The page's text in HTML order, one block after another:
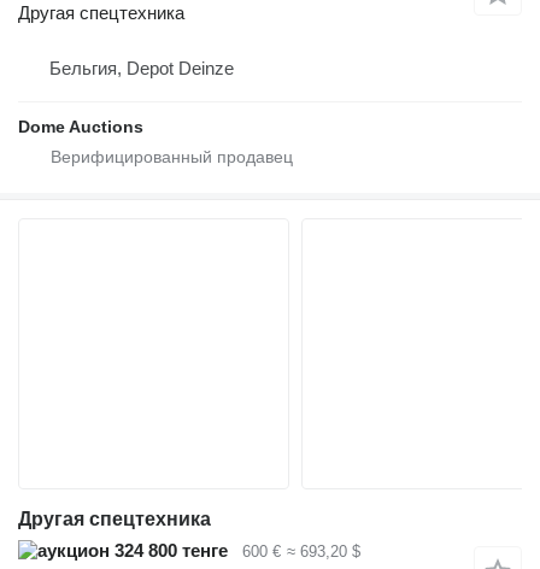
Другая спецтехника
Бельгия, Depot Deinze
Dome Auctions
Другая спецтехника
324 800 тенге
600 € ≈ 693,20 $